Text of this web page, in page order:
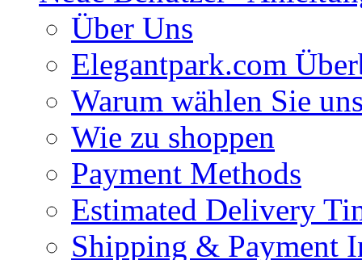
Über Uns
Elegantpark.com
Warum wählen Sie
Wie zu shoppen
Payment Methods
Estimated Delivery
Shipping & Payment